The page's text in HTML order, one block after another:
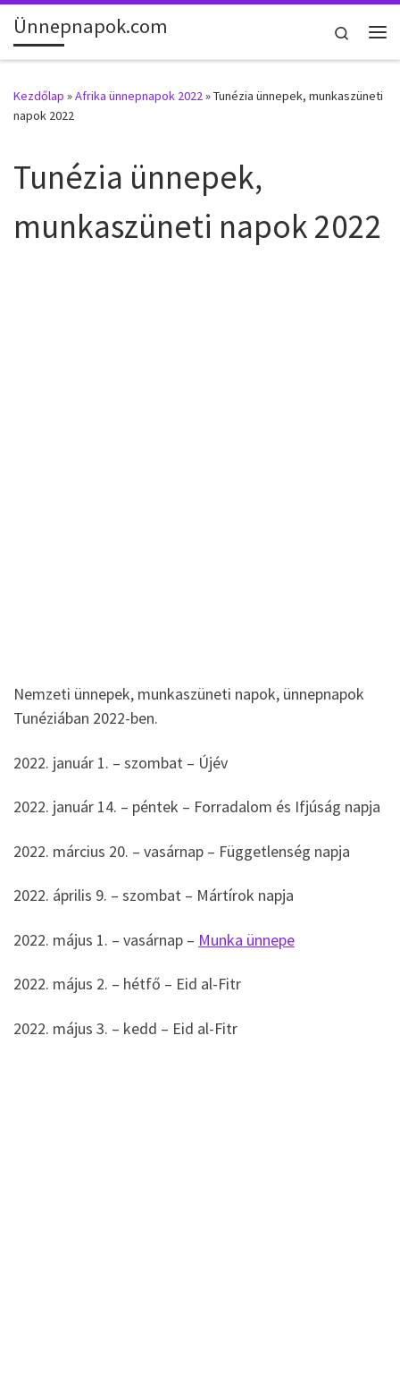
Skip to content
Ünnepnapok.com
Search
Kezdőlap »Afrika ünnepnapok 2022»Tunézia ünnepek, munkaszüneti
napok 2022
Tunézia ünnepek,
munkaszüneti napok 2022
Nemzeti ünnepek, munkaszüneti napok, ünnepnapok
Tunéziában 2022-ben.
2022. január 1. – szombat – Újév
2022. január 14. – péntek – Forradalom és Ifjúság napja
2022. március 20. – vasárnap – Függetlenség napja
2022. április 9. – szombat – Mártírok napja
2022. május 1. – vasárnap – Munka ünnepe
2022. május 2. – hétfő – Eid al-Fitr
2022. május 3. – kedd – Eid al-Fitr